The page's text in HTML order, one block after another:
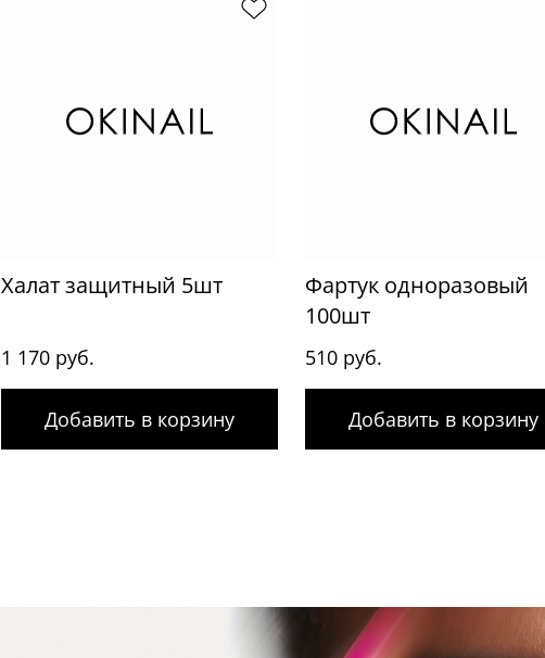
Халат защитный 5шт
1 170 руб.
Добавить в корзину
Фартук одноразовый
100шт
510 руб.
Добавить в корзину